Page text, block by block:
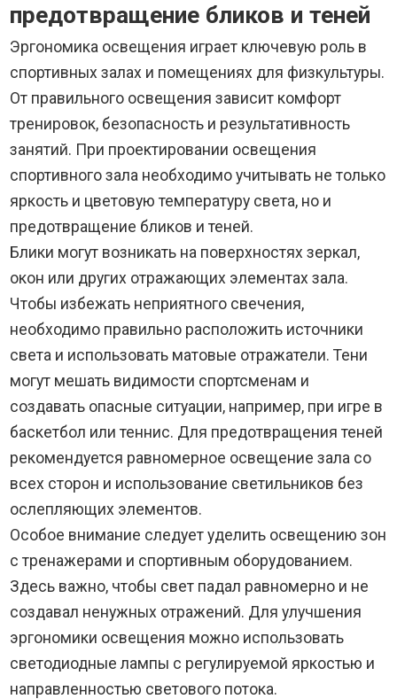
предотвращение бликов и теней
Эргономика освещения играет ключевую роль в
спортивных залах и помещениях для физкультуры.
От правильного освещения зависит комфорт
тренировок, безопасность и результативность
занятий. При проектировании освещения
спортивного зала необходимо учитывать не только
яркость и цветовую температуру света, но и
предотвращение бликов и теней.
Блики могут возникать на поверхностях зеркал,
окон или других отражающих элементах зала.
Чтобы избежать неприятного свечения,
необходимо правильно расположить источники
света и использовать матовые отражатели. Тени
могут мешать видимости спортсменам и
создавать опасные ситуации, например, при игре в
баскетбол или теннис. Для предотвращения теней
рекомендуется равномерное освещение зала со
всех сторон и использование светильников без
ослепляющих элементов.
Особое внимание следует уделить освещению зон
с тренажерами и спортивным оборудованием.
Здесь важно, чтобы свет падал равномерно и не
создавал ненужных отражений. Для улучшения
эргономики освещения можно использовать
светодиодные лампы с регулируемой яркостью и
направленностью светового потока.